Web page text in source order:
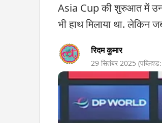
Asia Cup की शुरुआत में उनसे
भी हाथ मिलाया था. लेकिन
रिदम कुमार
29 सितंबर 2025 (पब्लिश्ड: